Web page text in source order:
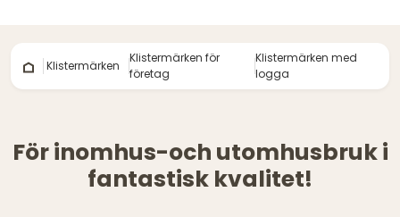
Klistermärken
Klistermärken för
företag
Klistermärken med
logga
För inomhus-och utomhusbruk i
fantastisk kvalitet!